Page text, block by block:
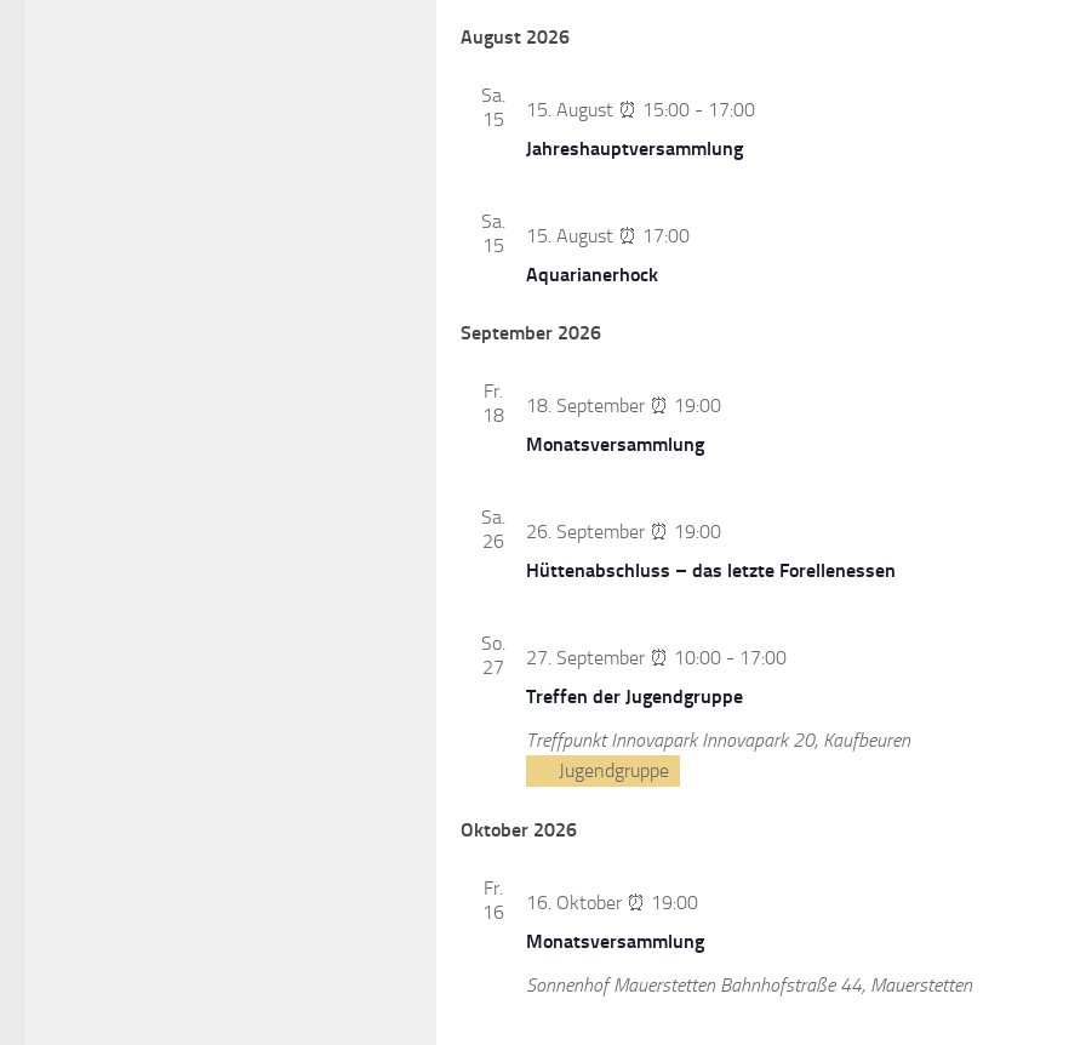
August 2026
Sa.
15
Jahreshauptversammlung
15. August ⏰ 15:00- 17:00
Sa.
15
Aquarianerhock
15. August ⏰ 17:00
September 2026
Fr.
18
Monatsversammlung
18. September ⏰ 19:00
Sa.
26
Hüttenabschluss – das letzte Forellenessen
26. September ⏰ 19:00
So.
27
Treffen der Jugendgruppe
27. September ⏰ 10:00- 17:00
Treffpunkt InnovaparkInnovapark 20, Kaufbeuren
Jugendgruppe
Oktober 2026
Fr.
16
Monatsversammlung
16. Oktober ⏰ 19:00
Sonnenhof Mauerstetten Bahnhofstraße 44, Mauerstetten